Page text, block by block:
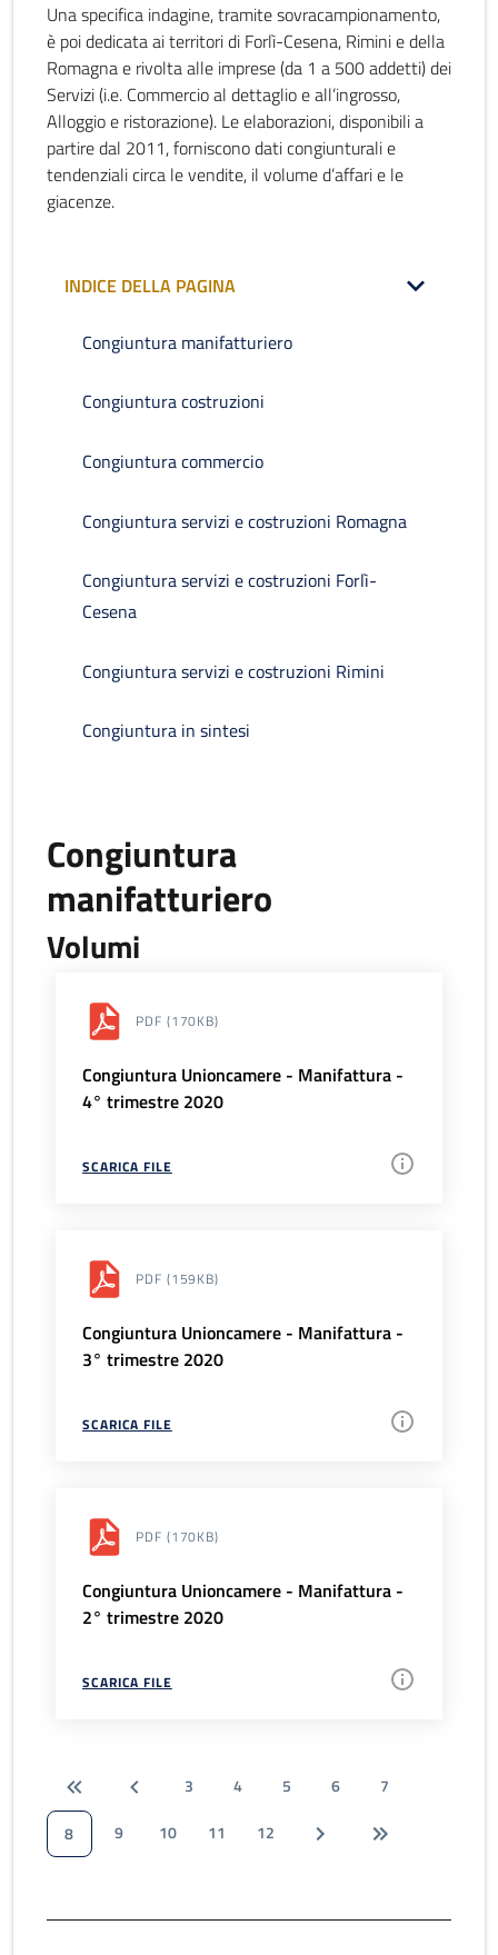
Una specifica indagine, tramite sovracampionamento,
è poi dedicata ai territori di Forlì-Cesena, Rimini e della
Romagna e rivolta alle imprese (da 1 a 500 addetti) dei
Servizi (i.e. Commercio al dettaglio e all’ingrosso,
Alloggio e ristorazione). Le elaborazioni, disponibili a
partire dal 2011, forniscono dati congiunturali e
tendenziali circa le vendite, il volume d’affari e le
giacenze.
INDICE DELLA PAGINA
Congiuntura manifatturiero
Congiuntura costruzioni
Congiuntura commercio
Congiuntura servizi e costruzioni Romagna
Congiuntura servizi e costruzioni Forlì-
Cesena
Congiuntura servizi e costruzioni Rimini
Congiuntura in sintesi
Congiuntura
manifatturiero
Volumi
PDF (170KB)
Congiuntura Unioncamere - Manifattura -
4° trimestre 2020
SCARICA FILE
PDF (159KB)
Congiuntura Unioncamere - Manifattura -
3° trimestre 2020
SCARICA FILE
PDF (170KB)
Congiuntura Unioncamere - Manifattura -
2° trimestre 2020
SCARICA FILE
3 4 5 6
7
8
9 10 11 12